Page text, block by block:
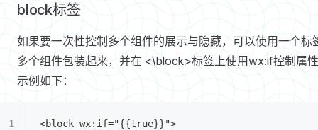
block标签
如果要一次性控制多个组件的展示与隐藏，可以使用一个标
多个组件包装起来，并在 <\block>标签上使用wx:if控制属
示例如下：
<block wx:if="{{true}}">